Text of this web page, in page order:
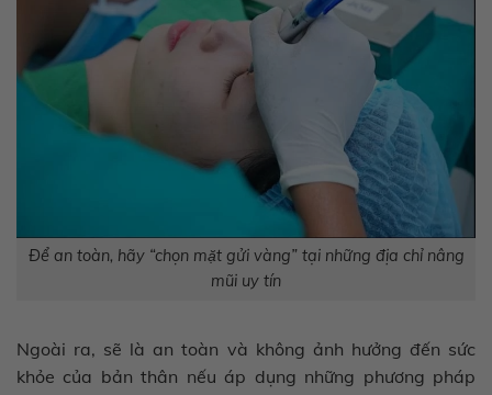
Để an toàn, hãy “chọn mặt gửi vàng” tại những địa chỉ nâng
mũi uy tín
Ngoài ra, sẽ là an toàn và không ảnh hưởng đến sức
khỏe của bản thân nếu áp dụng những phương pháp